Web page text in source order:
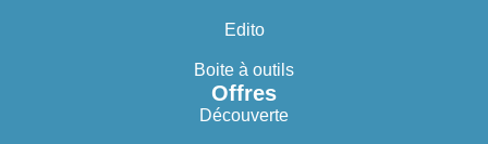
Edito
Boite à outils
Offres
Découverte